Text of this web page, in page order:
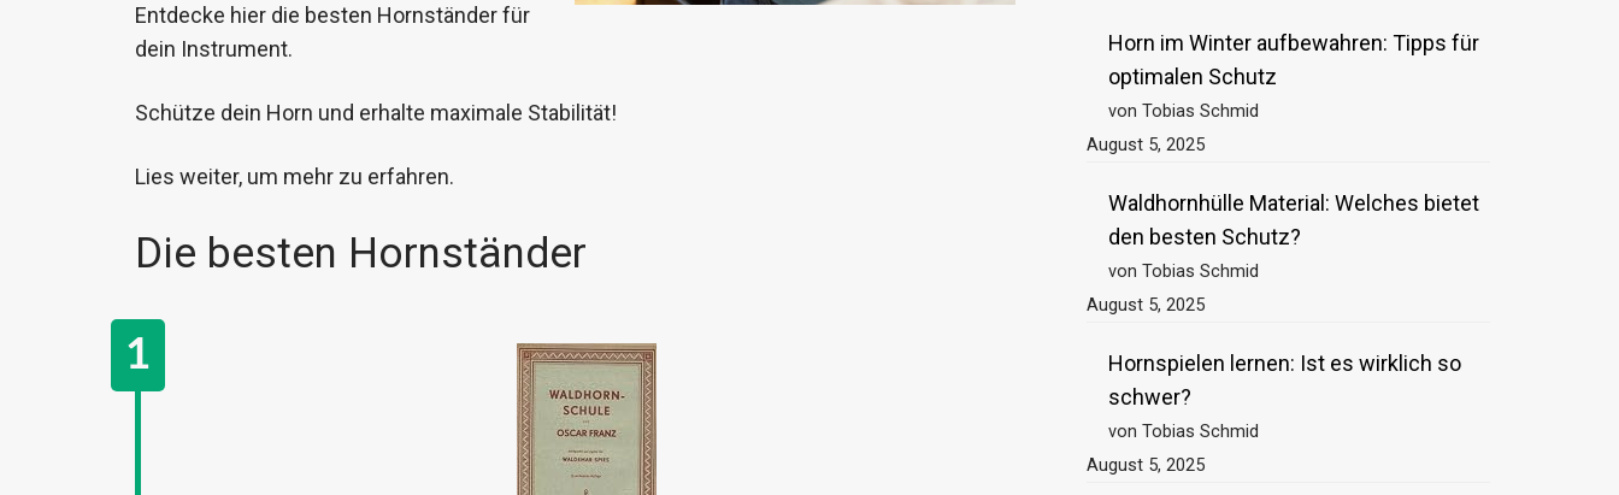
Entdecke hier die besten Hornständer für
dein Instrument.
Schütze dein Horn und erhalte maximale Stabilität!
Lies weiter, um mehr zu erfahren.
Die besten Hornständer
Horn im Winter aufbewahren: Tipps für
optimalen Schutz
von Tobias Schmid
August 5, 2025
Waldhornhülle Material: Welches bietet
den besten Schutz?
von Tobias Schmid
August 5, 2025
Hornspielen lernen: Ist es wirklich so
schwer?
von Tobias Schmid
August 5, 2025